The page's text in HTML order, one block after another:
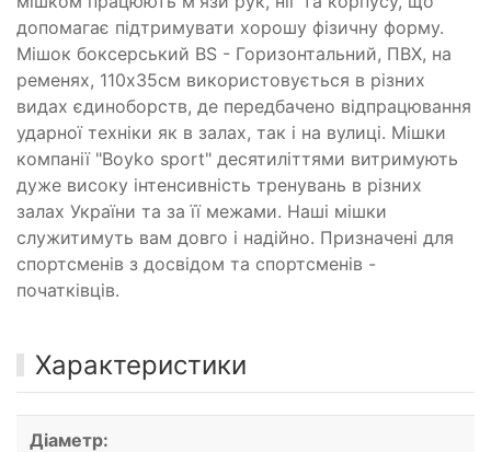
допомагає підтримувати хорошу фізичну форму.
Мішок боксерський BS - Горизонтальний, ПВХ, на
ременях, 110х35см використовується в різних
видах єдиноборств, де передбачено відпрацювання
ударної техніки як в залах, так і на вулиці. Мішки
компанії "Boyko sport" десятиліттями витримують
дуже високу інтенсивність тренувань в різних
залах України та за її межами. Наші мішки
служитимуть вам довго і надійно. Призначені для
спортсменів з досвідом та спортсменів -
початківців.
Характеристики
Діаметр: